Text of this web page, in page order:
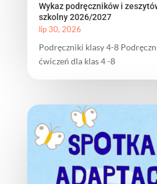
Wykaz podręczników i
szkolny 2026/2027
lip 30, 2026
Podręczniki klasy 4-8
ćwiczeń dla klas 4 -8